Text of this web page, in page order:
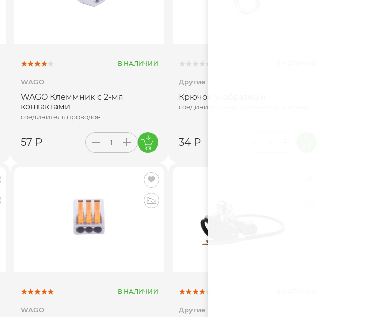
В НАЛИЧИИ
WAGO
WAGO Клеммник с 2-мя
контактами
соединитель проводов
57 Р
Другие
Крючок S-образный
соединительный крепежный элемент
34 Р
В НАЛИЧИИ
WAGO Другие